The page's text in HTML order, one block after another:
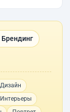
Дизайн
Интерьеры